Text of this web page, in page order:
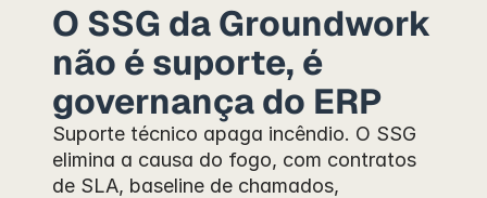
O SSG da Groundwork
não é suporte, é
governança do ERP
Suporte técnico apaga incêndio. O SSG
elimina a causa do fogo, com contratos
de SLA, baseline de chamados,